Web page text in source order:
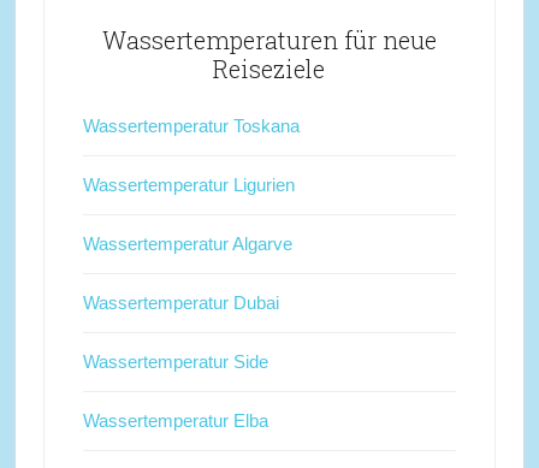
Wassertemperaturen für neue
Reiseziele
Wassertemperatur Toskana
Wassertemperatur Ligurien
Wassertemperatur Algarve
Wassertemperatur Dubai
Wassertemperatur Side
Wassertemperatur Elba